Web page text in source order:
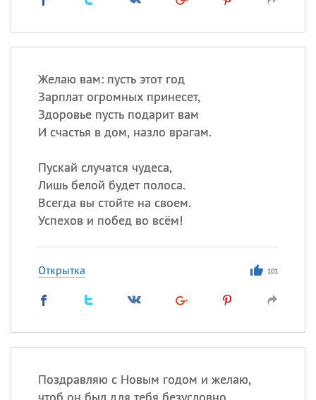
Желаю вам: пусть этот год
Зарплат огромных принесет,
Здоровье пусть подарит вам
И счастья в дом, назло врагам.
Пускай случатся чудеса,
Лишь белой будет полоса.
Всегда вы стойте на своем.
Успехов и побед во всём!
Открытка 101
Поздравляю с Новым годом и желаю,